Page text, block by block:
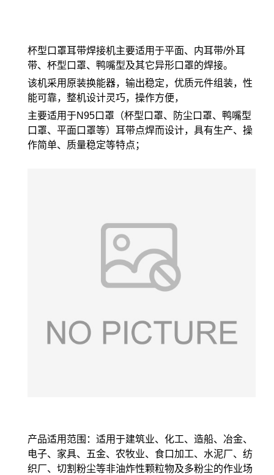
杯型口罩耳带焊接机主要适用于平面、内耳带/外耳
带、杯型口罩、鸭嘴型及其它异形口罩的焊接。
该机采用原装换能器，输出稳定，优质元件组装，性
能可靠，整机设计灵巧，操作方便，
主要适用于N95口罩（杯型口罩、防尘口罩、鸭嘴型
口罩、平面口罩等）耳带点焊而设计，具有生产、操
作简单、质量稳定等特点；
产品适用范围：适用于建筑业、化工、造船、冶金、
电子、家具、五金、农牧业、食口加工、水泥厂、纺
织厂、切割粉尘等非油炸性颗粒物及多粉尘的作业场